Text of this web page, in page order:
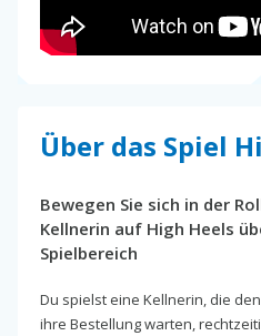
Über das Spiel
Bewegen Sie sich in der
Kellnerin auf High Heels
Spielbereich
Du spielst eine Kellnerin, die
ihre Bestellung warten,